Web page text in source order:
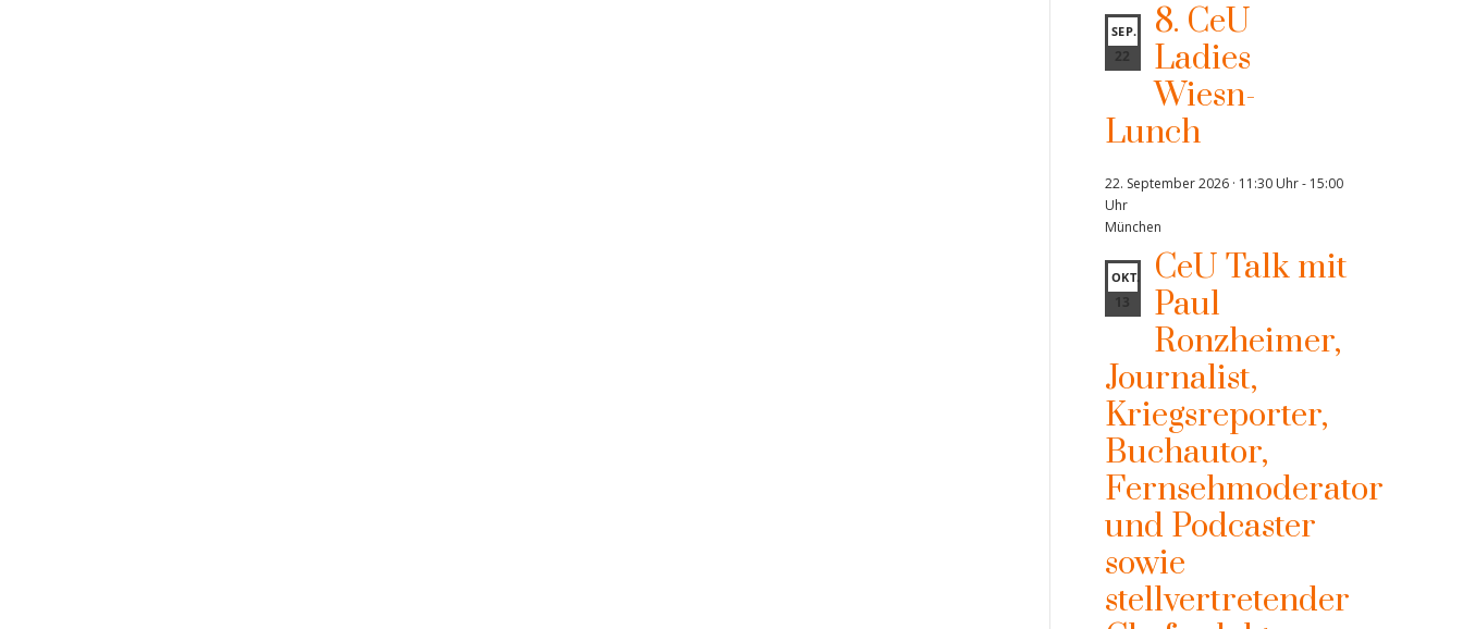
SEP.
22
8. CeU
Ladies
Wiesn-
Lunch
22. September 2026 · 11:30 Uhr- 15:00
Uhr
München
OKT.
13
CeU Talk mit
Paul
Ronzheimer,
Journalist,
Kriegsreporter,
Buchautor,
Fernsehmoderator
und Podcaster
sowie
stellvertretender